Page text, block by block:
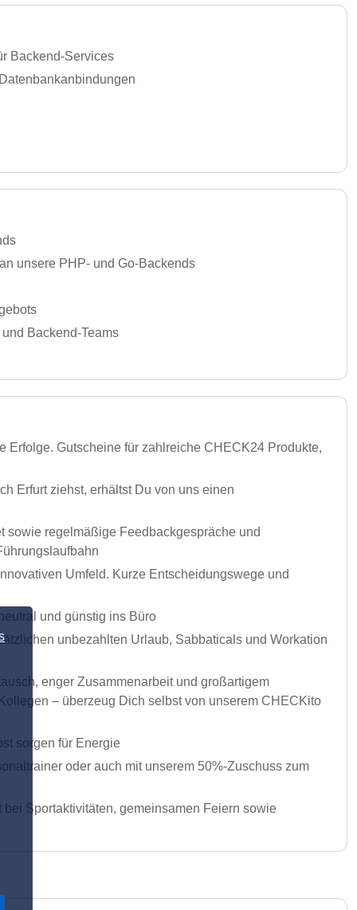
Backend‑Services
unsere PHP‑ und Go‑Backends
Backend‑Teams
Erfolge. Gutscheine für zahlreiche CHECK24 Produkte,
Erfurt ziehst, erhältst Du von uns einen
regelmäßige Feedbackgespräche und
Umfeld. Kurze Entscheidungswege und
und günstig ins Büro
unbezahlten Urlaub, Sabbaticals und Workation
enger Zusammenarbeit und großartigem
– überzeug Dich selbst von unserem CHECKito
sorgen für Energie
oder auch mit unserem 50%-Zuschuss zum
Sportaktivitäten, gemeinsamen Feiern sowie